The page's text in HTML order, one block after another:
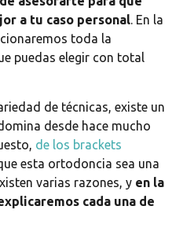
a tu caso personal. En la
toda la
puedas elegir con total
de técnicas, existe un
desde hace mucho
de los brackets
que esta ortodoncia sea una
varias razones, y en la
cada una de